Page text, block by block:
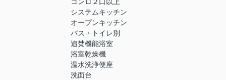
システムキッチン
オープンキッチン
バス・トイレ別
追焚機能浴室
浴室乾燥機
温水洗浄便座
洗面台